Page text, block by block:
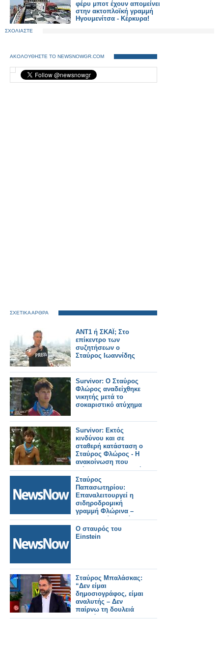
φέρυ μποτ έχουν απομείνει
στην ακτοπλοϊκή γραμμή
Ηγουμενίτσα - Κέρκυρα!
ΣΧΟΛΙΑΣΤΕ
ΑΚΟΛΟΥΘΗΣΤΕ ΤΟ NEWSNOWGR.COM
ΣΧΕΤΙΚΑ ΑΡΘΡΑ
ΑΝΤ1 ή ΣΚΑΪ; Στο
επίκεντρο των
συζητήσεων ο
Σταύρος Ιωαννίδης
Survivor: Ο Σταύρος
Φλώρος αναδείχθηκε
νικητής μετά το
σοκαριστικό ατύχημα
Survivor: Εκτός
κινδύνου και σε
σταθερή κατάσταση ο
Σταύρος Φλώρος - Η
ανακοίνωση που
εξέδωσε η παραγωγή
Σταύρος
Παπασωτηρίου:
Επαναλειτουργεί η
σιδηροδρομική
γραμμή Φλώρινα –
Θεσσαλονίκη από την
Τρίτη 5 Μαΐου.
Ο σταυρός του
Einstein
Σταύρος Μπαλάσκας:
“Δεν είμαι
δημοσιογράφος, είμαι
αναλυτής – Δεν
παίρνω τη δουλειά
κανενός”